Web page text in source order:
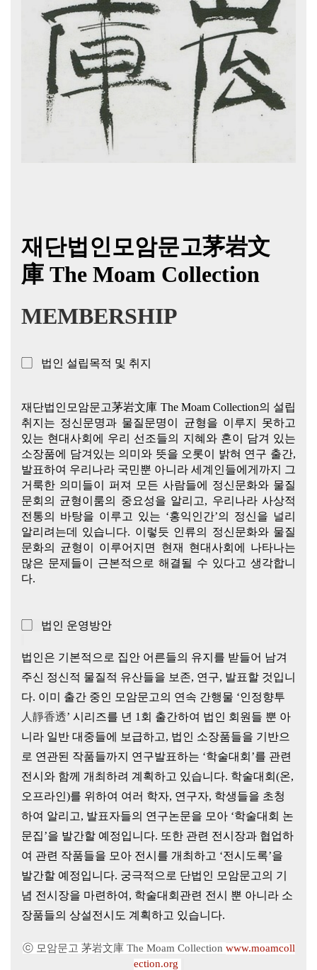
재단법인모암문고茅岩文
庫 The Moam Collection
MEMBERSHIP
▢ 법인 설립목적 및 취지
재단법인모암문고茅岩文庫 The Moam Collection의 설립
취지는 정신문명과 물질문명이 균형을 이루지 못하고
있는 현대사회에 우리 선조들의 지혜와 혼이 담겨 있는
소장품에 담겨있는 의미와 뜻을 오롯이 밝혀 연구 출간,
발표하여 우리나라 국민뿐 아니라 세계인들에게까지 그
거룩한 의미들이 퍼져 모든 사람들에 정신문화와 물질
문회의 균형이룸의 중요성을 알리고, 우리나라 사상적
전통의 바탕을 이루고 있는 ‘홍익인간’의 정신을 널리
알리려는데 있습니다. 이렇듯 인류의 정신문화와 물질
문화의 균형이 이루어지면 현재 현대사회에 나타나는
많은 문제들이 근본적으로 해결될 수 있다고 생각합니
다.
▢ 법인 운영방안
법인은 기본적으로 집안 어른들의 유지를 받들어 남겨
주신 정신적 물질적 유산들을 보존, 연구, 발표할 것입니
다. 이미 출간 중인 모암문고의 연속 간행물 ‘인정향투
人靜香透’ 시리즈를 년 1회 출간하여 법인 회원들 뿐 아
니라 일반 대중들에 보급하고, 법인 소장품들을 기반으
로 연관된 작품들까지 연구발표하는 ‘학술대회’를 관련
전시와 함께 개최하려 계획하고 있습니다. 학술대회(온,
오프라인)를 위하여 여러 학자, 연구자, 학생들을 초청
하여 알리고, 발표자들의 연구논문을 모아 ‘학술대회 논
문집’을 발간할 예정입니다. 또한 관련 전시장과 협업하
여 관련 작품들을 모아 전시를 개최하고 ‘전시도록’을
발간할 예정입니다. 궁극적으로 단법인 모암문고의 기
념 전시장을 마련하여, 학술대회관련 전시 뿐 아니라 소
장품들의 상설전시도 계획하고 있습니다.
ⓒ 모암문고 茅岩文庫 The Moam Collection www.moamcoll
ection.org